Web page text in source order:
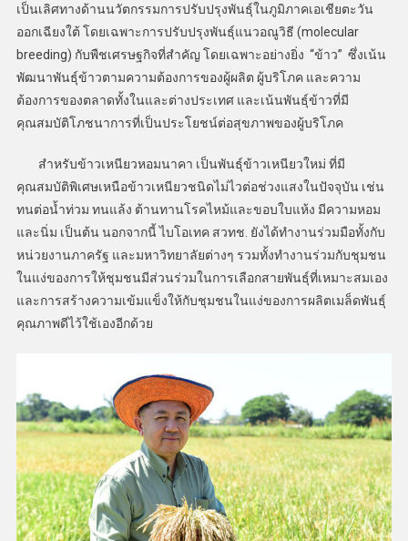
เป็นเลิศทางด้านนวัตกรรมการปรับปรุงพันธุ์ในภูมิภาคเอเชียตะวัน
ออกเฉียงใต้ โดยเฉพาะการปรับปรุงพันธุ์แนวอณูวิธี (molecular
breeding) กับพืชเศรษฐกิจที่สำคัญ โดยเฉพาะอย่างยิ่ง “ข้าว” ซึ่งเน้น
พัฒนาพันธุ์ข้าวตามความต้องการของผู้ผลิต ผู้บริโภค และความ
ต้องการของตลาดทั้งในและต่างประเทศ และเน้นพันธุ์ข้าวที่มี
คุณสมบัติโภชนาการที่เป็นประโยชน์ต่อสุขภาพของผู้บริโภค
สำหรับข้าวเหนียวหอมนาคา เป็นพันธุ์ข้าวเหนียวใหม่ ที่มี
คุณสมบัติพิเศษเหนือข้าวเหนียวชนิดไม่ไวต่อช่วงแสงในปัจจุบัน เช่น
ทนต่อน้ำท่วม ทนแล้ง ต้านทานโรคไหม้และขอบใบแห้ง มีความหอม
และนิ่ม เป็นต้น นอกจากนี้ ไบโอเทค สวทช. ยังได้ทำงานร่วมมือทั้งกับ
หน่วยงานภาครัฐ และมหาวิทยาลัยต่างๆ รวมทั้งทำงานร่วมกับชุมชน
ในแง่ของการให้ชุมชนมีส่วนร่วมในการเลือกสายพันธุ์ที่เหมาะสมเอง
และการสร้างความเข้มแข็งให้กับชุมชนในแง่ของการผลิตเมล็ดพันธุ์
คุณภาพดีไว้ใช้เองอีกด้วย